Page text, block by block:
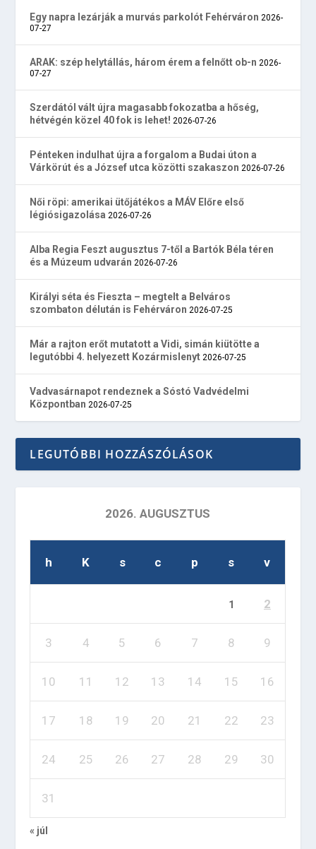
Egy napra lezárják a murvás parkolót Fehérváron 2026-
07-27
ARAK: szép helytállás, három érem a felnőtt ob-n 2026-
07-27
Szerdától vált újra magasabb fokozatba a hőség,
hétvégén közel 40 fok is lehet! 2026-07-26
Pénteken indulhat újra a forgalom a Budai úton a
Várkörút és a József utca közötti szakaszon 2026-07-26
Női röpi: amerikai ütőjátékos a MÁV Előre első
légiósigazolása 2026-07-26
Alba Regia Feszt augusztus 7-től a Bartók Béla téren
és a Múzeum udvarán 2026-07-26
Királyi séta és Fieszta – megtelt a Belváros
szombaton délután is Fehérváron 2026-07-25
Már a rajton erőt mutatott a Vidi, simán kiütötte a
legutóbbi 4. helyezett Kozármislenyt 2026-07-25
Vadvasárnapot rendeznek a Sóstó Vadvédelmi
Központban 2026-07-25
LEGUTÓBBI HOZZÁSZÓLÁSOK
2026. AUGUSZTUS
h K s c p s v
1 2
3 4 5 6 7 8 9
10 11 12 13 14 15 16
17 18 19 20 21 22 23
24 25 26 27 28 29 30
31
« júl